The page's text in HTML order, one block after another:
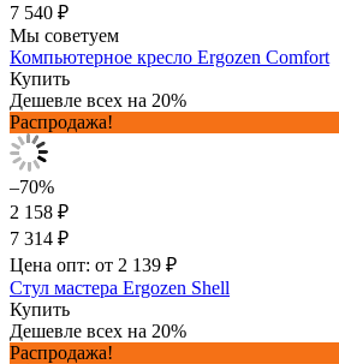
7 540 ₽
Мы советуем
Компьютерное кресло Ergozen Comfort
Купить
Дешевле всех на 20%
Распродажа!
–70%
2 158 ₽
7 314 ₽
Цена опт: от 2 139 ₽
Стул мастера Ergozen Shell
Купить
Дешевле всех на 20%
Распродажа!